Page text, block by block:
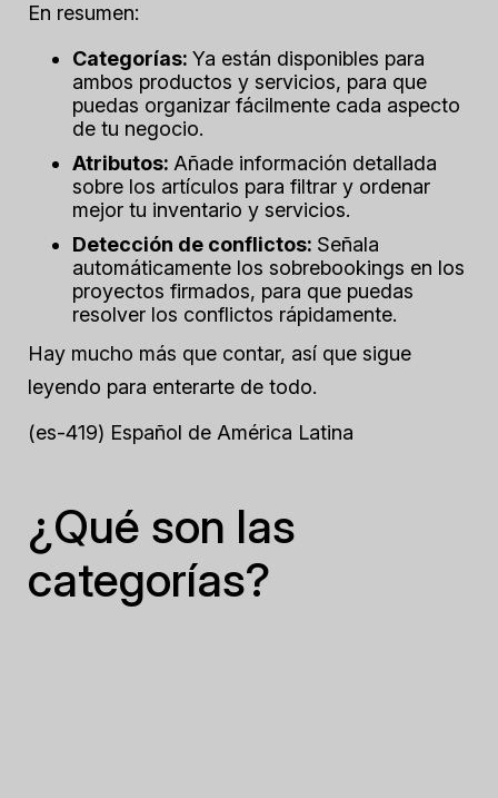
En resumen:
Categorías: Ya están disponibles para
ambos productos y servicios, para que
puedas organizar fácilmente cada aspecto
de tu negocio.
Atributos: Añade información detallada
sobre los artículos para filtrar y ordenar
mejor tu inventario y servicios.
Detección de conflictos: Señala
automáticamente los sobrebookings en los
proyectos firmados, para que puedas
resolver los conflictos rápidamente.
Hay mucho más que contar, así que sigue
leyendo para enterarte de todo.
(es-419) Español de América Latina
¿Qué son las
categorías?